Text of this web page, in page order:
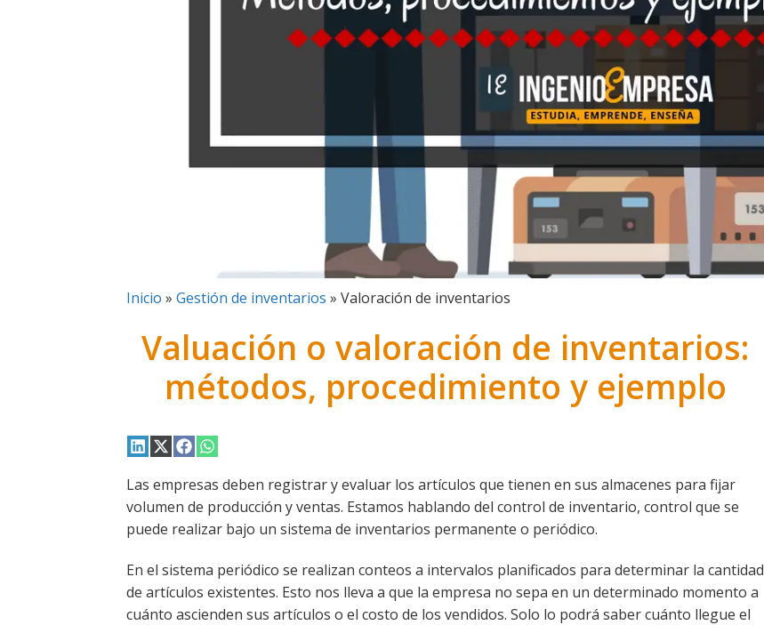
Inicio » Gestión de inventarios » Valoración de inventarios
Valuación o valoración de inventarios:
métodos, procedimiento y ejemplo
Compartir
LinkedIn
Compartir
X
(Twitter)
Compartir
Facebook
Compartir
WhatsApp
Las empresas deben registrar y evaluar los artículos que tienen en sus almacenes para fijar
volumen de producción y ventas. Estamos hablando del control de inventario, control que se
puede realizar bajo un sistema de inventarios permanente o periódico.
En el sistema periódico se realizan conteos a intervalos planificados para determinar la cantidad
de artículos existentes. Esto nos lleva a que la empresa no sepa en un determinado momento a
cuánto ascienden sus artículos o el costo de los vendidos. Solo lo podrá saber cuánto llegue el